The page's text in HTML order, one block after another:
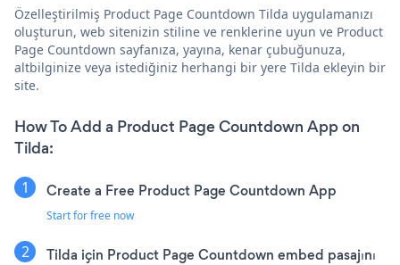
Özelleştirilmiş Product Page Countdown Tilda uygulamanızı
oluşturun, web sitenizin stiline ve renklerine uyun ve Product
Page Countdown sayfanıza, yayına, kenar çubuğunuza,
altbilginize veya istediğiniz herhangi bir yere Tilda ekleyin bir
site.
How To Add a Product Page Countdown App on
Tilda:
Create a Free Product Page Countdown App
Start for free now
Tilda için Product Page Countdown embed pasajını